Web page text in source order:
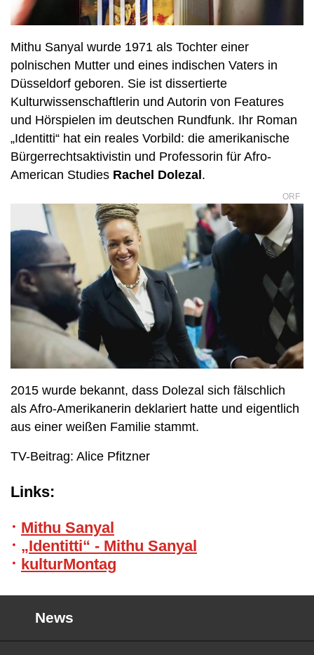
Mithu Sanyal wurde 1971 als Tochter einer
polnischen Mutter und eines indischen Vaters in
Düsseldorf geboren. Sie ist dissertierte
Kulturwissenschaftlerin und Autorin von Features
und Hörspielen im deutschen Rundfunk. Ihr Roman
„Identitti“ hat ein reales Vorbild: die amerikanische
Bürgerrechtsaktivistin und Professorin für Afro-
American Studies Rachel Dolezal .
ORF
2015 wurde bekannt, dass Dolezal sich fälschlich
als Afro-Amerikanerin deklariert hatte und eigentlich
aus einer weißen Familie stammt.
TV-Beitrag: Alice Pfitzner
Links:
Mithu Sanyal
„Identitti“ - Mithu Sanyal
kulturMontag
News